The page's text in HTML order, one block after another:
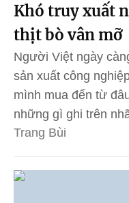
Khó truy xuất
thịt bò vân mỡ
Người Việt ngày
sản xuất công
mình mua đến từ
những gì ghi trên
Trang Bùi